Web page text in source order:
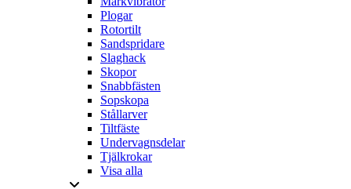
Plogar
Rotortilt
Sandspridare
Slaghack
Skopor
Snabbfästen
Sopskopa
Stållarver
Tiltfäste
Undervagnsdelar
Tjälkrokar
Visa alla